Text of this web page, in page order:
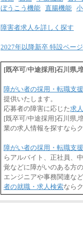
ぼうこう機能 直腸機能
障害者求人を詳しく探す
2027年以降新卒 特設ページ
[既卒可/中途採用]石川県,
障がい者の採用・転職支援
提供いたします。
応募者の障害に応じた求
[既卒可/中途採用]石川県,
業の求人情報を探すなら
障がい者の採用・転職支
らアルバイト、正社員、
覚などに障がいのある方
エンジニアや事務関連な
者の就職・求人検索なら